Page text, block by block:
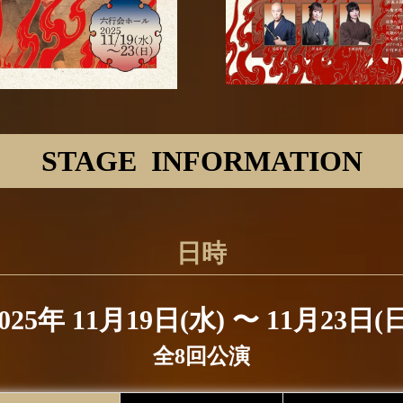
STAGE INFORMATION
日時
年 11月19日(水) 〜 11月23日(
全8回公演